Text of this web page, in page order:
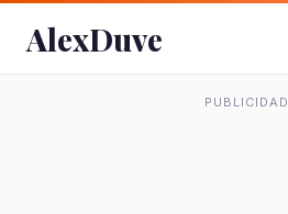
AlexDuve
PUBLICIDAD